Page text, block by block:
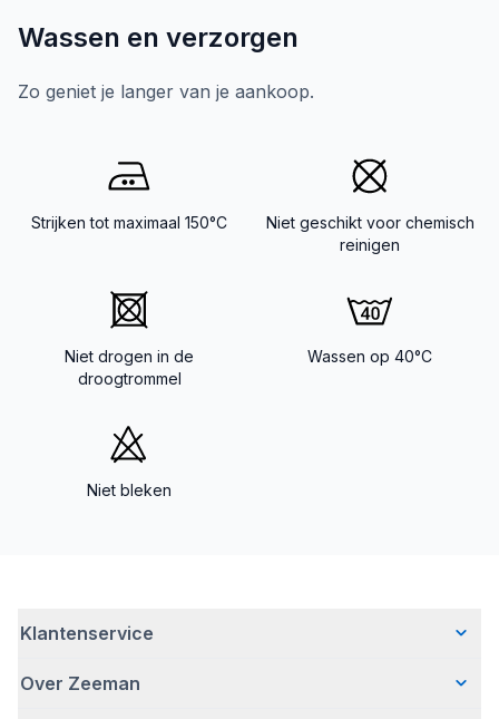
Wassen en verzorgen
Zo geniet je langer van je aankoop.
Strijken tot maximaal 150°C
Niet geschikt voor chemisch
reinigen
Niet drogen in de
droogtrommel
Wassen op 40°C
Niet bleken
Klantenservice
Veelgestelde vragen
Over Zeeman